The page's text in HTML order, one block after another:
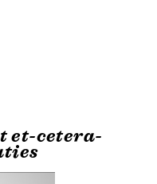
et-cetera-